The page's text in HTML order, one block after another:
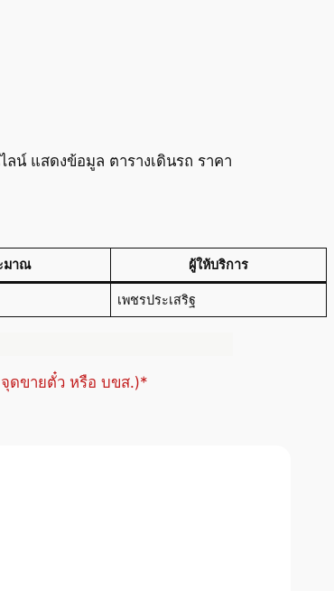
น์ แสดงข้อมูล ตารางเดินรถ ราคา
มาณ ผู้ให้บริการ
เพชรประเสริฐ
จุดขายตั๋ว หรือ บขส.)*